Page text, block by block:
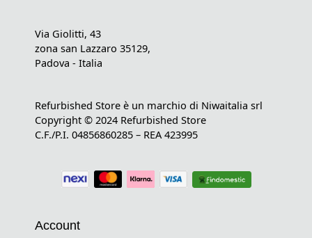
Via Giolitti, 43
zona san Lazzaro 35129,
Padova - Italia
Refurbished Store è un marchio di Niwaitalia srl
Copyright © 2024 Refurbished Store
C.F./P.I. 04856860285 – REA 423995
Account